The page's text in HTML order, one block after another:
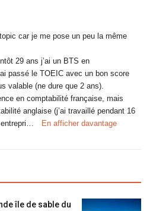
car je me pose un peu la même
29 ans j’ai un BTS en
passé le TOEIC avec un bon score
valable (ne dure que 2 ans).
en comptabilité française, mais
anglaise (j’ai travaillé pendant 16
En afficher davantage
île de sable du